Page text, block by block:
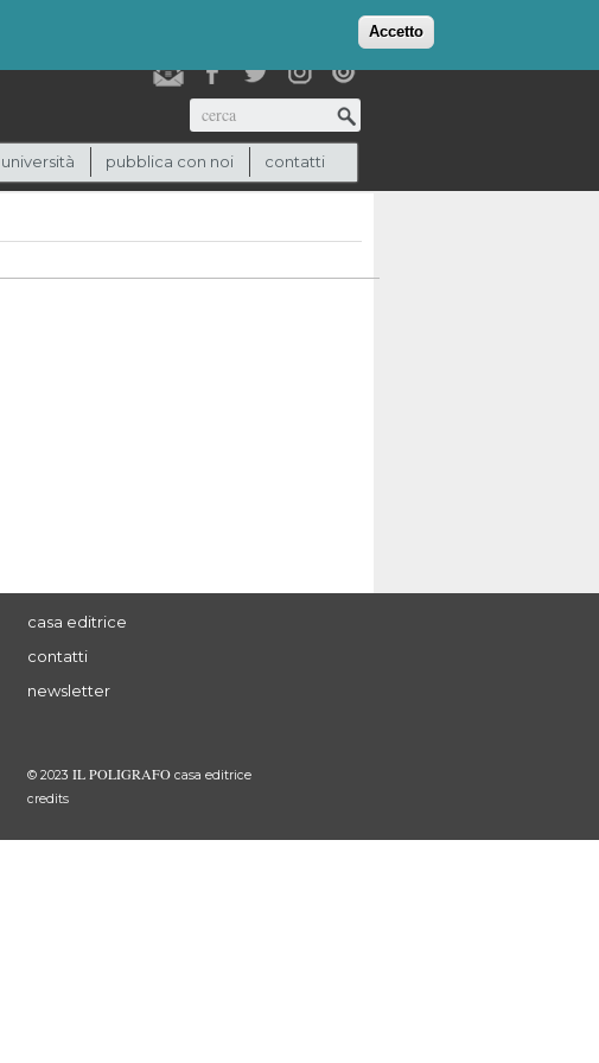
Accetto
(0)
Cerca
università pubblica con noi contatti
casa editrice
contatti
newsletter
© 2023 IL POLIGRAFO casa editrice
credits